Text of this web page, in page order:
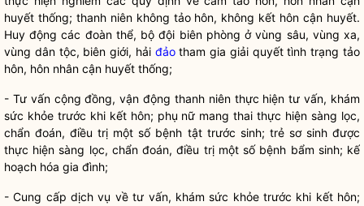
huyết thống; thanh niên không tảo hôn, không kết hôn cận huyết.
Huy động các đoàn thể, bộ đội biên phòng ở vùng sâu, vùng xa,
vùng dân tộc, biên giới, hải đảotham gia giải quyết tình trạng tảo
hôn, hôn nhân cận huyết thống;
- Tư vấn cộng đồng, vận động thanh niên thực hiện tư vấn, khám
sức khỏe trước khi kết hôn; phụ nữ mang thai thực hiện sàng lọc,
chẩn đoán, điều trị một số bệnh tật trước sinh; trẻ sơ sinh được
thực hiện sàng lọc, chẩn đoán, điều trị một số bệnh bẩm sinh; kế
hoạch hóa gia đình;
- Cung cấp dịch vụ về tư vấn, khám sức khỏe trước khi kết hôn;